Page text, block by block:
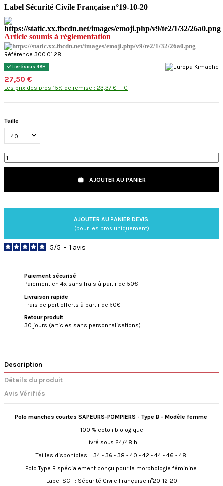
Label Sécurité Civile Française n°19-10-20
Article soumis à réglementation
Référence 300.01.28
Livré sous 48H
27,50 €
Les prix des pros 15% de remise : 23,37 € TTC
Taille
AJOUTER AU PANIER
AJOUTER AU PANIER DEVIS
(pour les pros uniquement)
5/5 - 1 avis
Paiement sécurisé
Paiement en 4x sans frais à partir de 50€
Livraison rapide
Frais de port offerts à partir de 50€
Retour produit
30 jours (articles sans personnalisations)
Description
Détails du produit
Avis Vérifiés
Polo manches courtes SAPEURS-POMPIERS - Type B - Modèle femme
100 % coton biologique
Livré sous 24/48 h
Tailles disponibles : 34 - 36 - 38 - 40 - 42 - 44 - 46 - 48
Polo Type B spécialement conçu pour la morphologie féminine.
Label SCF : Sécurité Civile Française n°20-12-20